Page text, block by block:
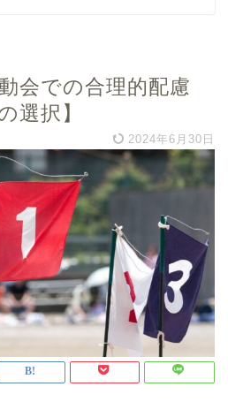
会での合理的配慮
選択】
2024年6月30日